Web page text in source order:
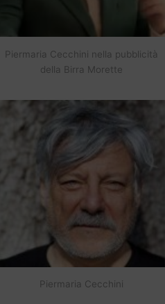
Piermaria Cecchini nella pubblicità
della Birra Morette
Piermaria Cecchini